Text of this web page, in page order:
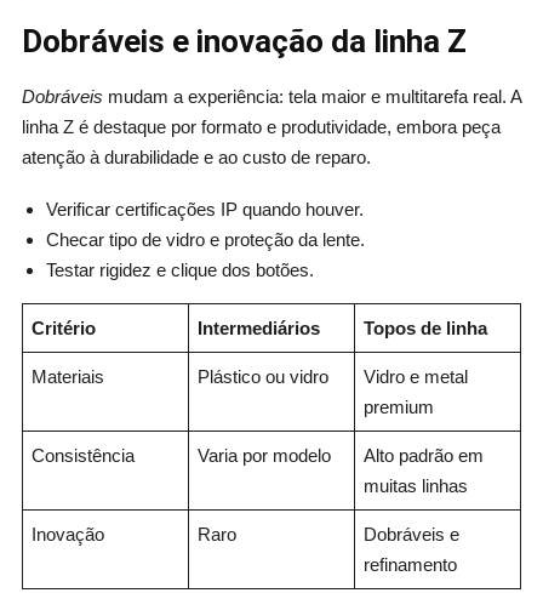
Dobráveis e inovação da linha Z
Dobráveis mudam a experiência: tela maior e multitarefa real. A
linha Z é destaque por formato e produtividade, embora peça
atenção à durabilidade e ao custo de reparo.
Verificar certificações IP quando houver.
Checar tipo de vidro e proteção da lente.
Testar rigidez e clique dos botões.
Critério Intermediários Topos de linha
Materiais Plástico ou vidro
Vidro e metal
premium
Consistência Varia por modelo
Alto padrão em
muitas linhas
Inovação Raro
Dobráveis e
refinamento